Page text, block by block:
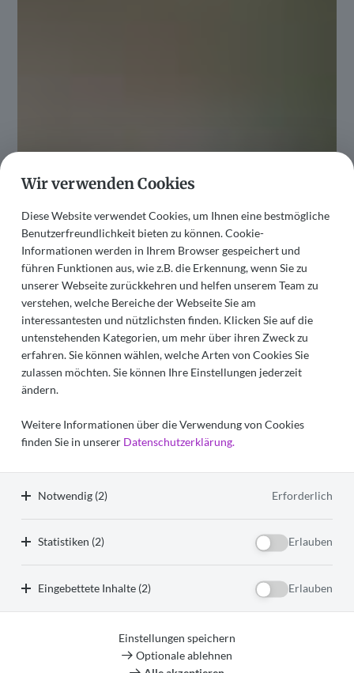
Werden Sie Teil unseres
Teams und bereichern
Sie das Leben unserer
Gäste!
Wenn Sie Interesse haben, melden Sie sich einfach über
unser Online-Formular an oder kontaktieren Sie unsere
Ehrenamtskoordinatorin:
Elke Schierholz
Telefon:
+49 (0) 6131 971 09 0
E-Mail:schierholz@christophorus-hospiz.de
DatenschutzerklärungCookie-Einstellungen
Wir verwenden Cookies
Diese Website verwendet Cookies, um Ihnen eine bestmögliche
Benutzerfreundlichkeit bieten zu können. Cookie-
Informationen werden in Ihrem Browser gespeichert und
führen Funktionen aus, wie z.B. die Erkennung, wenn Sie zu
unserer Webseite zurückkehren und helfen unserem Team zu
verstehen, welche Bereiche der Webseite Sie am
interessantesten und nützlichsten finden. Klicken Sie auf die
untenstehenden Kategorien, um mehr über ihren Zweck zu
erfahren. Sie können wählen, welche Arten von Cookies Sie
zulassen möchten. Sie können Ihre Einstellungen jederzeit
ändern.
Weitere Informationen über die Verwendung von Cookies
finden Sie in unserer Datenschutzerklärung.
Notwendig (2) Erforderlich
Statistiken (2) Erlauben
Eingebettete Inhalte (2) Erlauben
Einstellungen speichern
Optionale ablehnen